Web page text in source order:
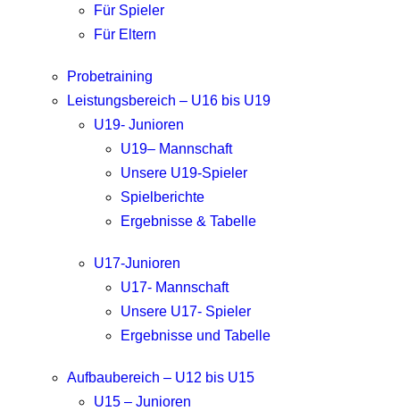
Für Spieler
Für Eltern
Probetraining
Leistungsbereich – U16 bis U19
U19- Junioren
U19– Mannschaft
Unsere U19-Spieler
Spielberichte
Ergebnisse & Tabelle
U17-Junioren
U17- Mannschaft
Unsere U17- Spieler
Ergebnisse und Tabelle
Aufbaubereich – U12 bis U15
U15 – Junioren